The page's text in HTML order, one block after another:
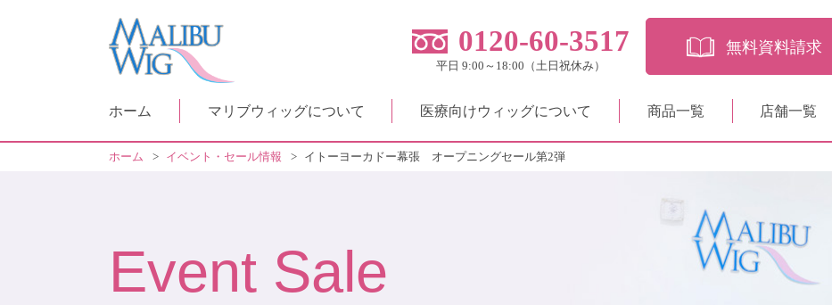
0120-60-3517
平日 9:00～18:00（土日祝休み）
無料資料請求
ホーム マリブウィッグについて 医療向けウィッグについて 商品一覧 店舗一覧
ホーム > イベント・セール情報 > イトーヨーカドー幕張 オープニングセール第2弾
Event Sale